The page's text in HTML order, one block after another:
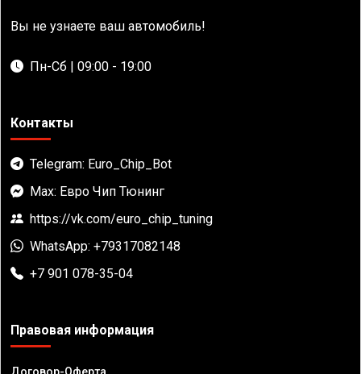
Вы не узнаете ваш автомобиль!
Пн-Сб | 09:00 - 19:00
Контакты
Telegram: Euro_Chip_Bot
Max: Евро Чип Тюнинг
https://vk.com/euro_chip_tuning
WhatsApp: +79317082148
+7 901 078-35-04
Правовая информация